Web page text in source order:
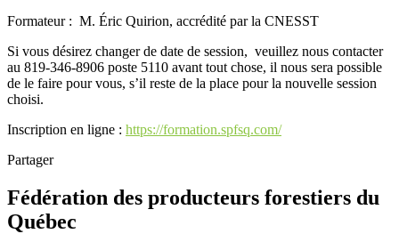
Formateur : M. Éric Quirion, accrédité par la CNESST
Si vous désirez changer de date de session, veuillez nous contacter
au 819-346-8906 poste 5110 avant tout chose, il nous sera possible
de le faire pour vous, s’il reste de la place pour la nouvelle session
choisi.
Inscription en ligne : https://formation.spfsq.com/
Partager
Fédération des producteurs forestiers du
Québec